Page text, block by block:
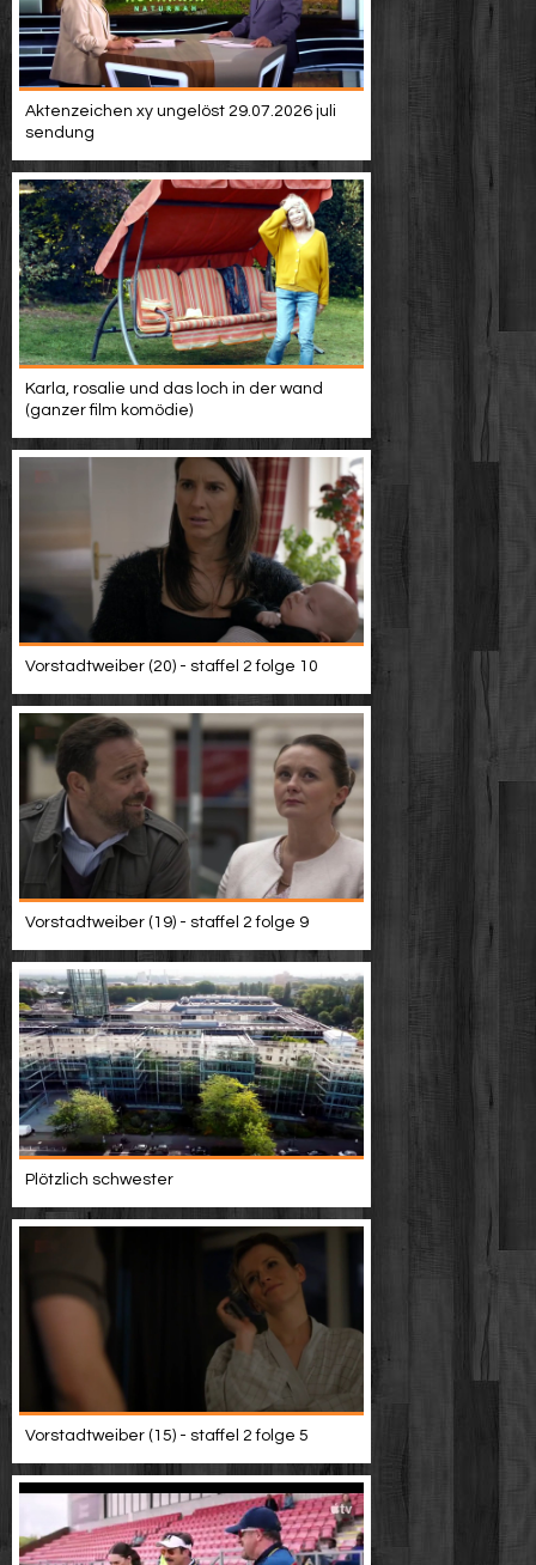
Aktenzeichen xy ungelöst 29.07.2026 juli
sendung
Karla, rosalie und das loch in der wand
(ganzer film komödie)
Vorstadtweiber (20) - staffel 2 folge 10
Vorstadtweiber (19) - staffel 2 folge 9
Plötzlich schwester
Vorstadtweiber (15) - staffel 2 folge 5